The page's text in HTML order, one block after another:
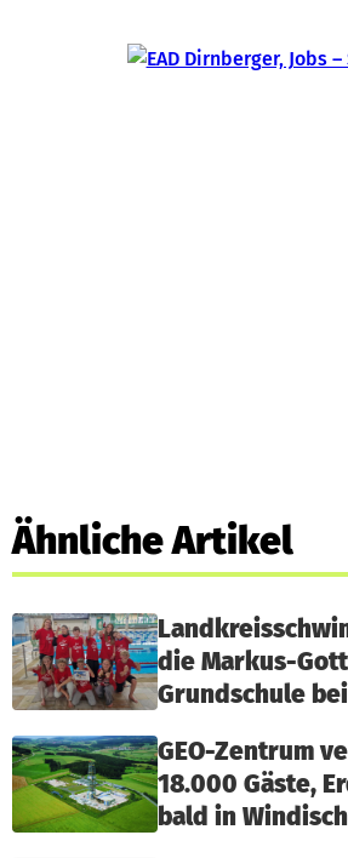
Ähnliche Artikel
die Markus-
Grundschule
GEO-Zentrum
18.000 Gäste,
bald in